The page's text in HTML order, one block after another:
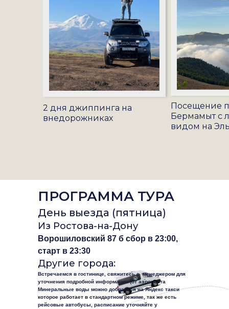
2 дня джиппинга на
внедорожниках
Посещение
Бермамыт с
видом на
ПРОГРАММА ТУРА
День выезда (пятница)
Из Ростова-на-Дону
Ворошиловский 87 б сбор в 23:00,
старт в 23:30
Другие города:
Встречаемся в гостинице, свяжитесь с менеджером для
уточнения подробной информации (от аэропорта
Минеральные воды можно добраться на Яндекс такси
которое работает в стандартном режиме, так же есть
рейсовые автобусы, расписание уточняйте у